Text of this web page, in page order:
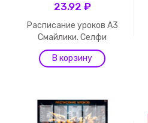
23.92 ₽
Расписание уроков А3
Смайлики. Селфи